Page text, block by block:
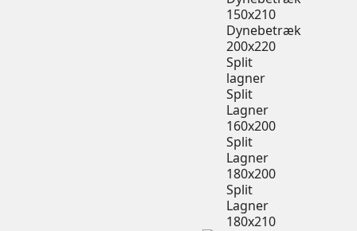
150x210
Dynebetræk
200x220
Split
lagner
Split
Lagner
160x200
Split
Lagner
180x200
Split
Lagner
180x210